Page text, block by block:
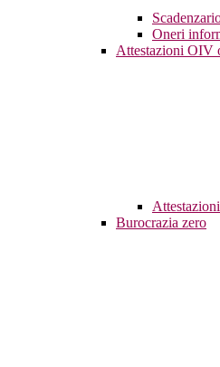
Oneri
Attestazioni OIV
Burocrazia zero